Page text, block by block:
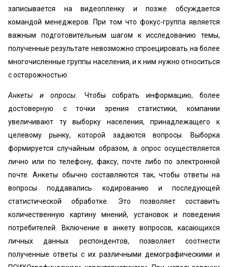
записывается на видеопленку и позже обсуждается
командой менеджеров. При том что фокус-группа является
важным подготовительным шагом к исследованию темы,
полученные результате невозможно спроецировать на более
многочисленные группы населения, и к ним нужно относиться
с осторожностью.
Анкеты и опросы. Чтобы собрать информацию, более
достоверную с точки зрения статистики, компании
увеличивают ту выборку населения, принадлежащего к
целевому рынку, которой задаются вопросы. Выборка
формируется случайным образом, а опрос осуществляется
лично или по телефону, факсу, почте либо по электронной
почте. Анкеты обычно составляются так, чтобы ответы на
вопросы поддавались кодированию и последующей
статистической обработке. Это позволяет составить
количественную картину мнений, установок и поведения
потребителей. Включение в анкету вопросов, касающихся
личных данных респондентов, позволяет соотнести
полученные ответы с их различными демографическими и